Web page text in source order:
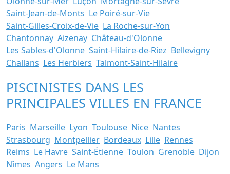
Saint-Jean-de-Monts Le Poiré-sur-Vie
Saint-Gilles-Croix-de-Vie La Roche-sur-Yon
Chantonnay Aizenay Château-d'Olonne
Les Sables-d'Olonne Saint-Hilaire-de-Riez Bellevigny
Challans Les Herbiers Talmont-Saint-Hilaire
PISCINISTES DANS LES
PRINCIPALES VILLES EN FRANCE
Paris Marseille Lyon Toulouse Nice Nantes
Strasbourg Montpellier Bordeaux Lille Rennes
Reims Le Havre Saint-Étienne Toulon Grenoble Dijon
Nîmes Angers Le Mans